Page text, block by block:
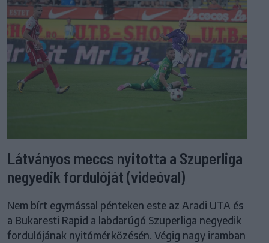
Látványos meccs nyitotta a Szuperliga
negyedik fordulóját (videóval)
Nem bírt egymással pénteken este az Aradi UTA és
a Bukaresti Rapid a labdarúgó Szuperliga negyedik
fordulójának nyitómérkőzésén. Végig nagy iramban